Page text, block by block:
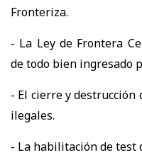
Fronteriza.
- La Ley de Frontera
de todo bien ingresado
- El cierre y destrucción
ilegales.
- La habilitación de test